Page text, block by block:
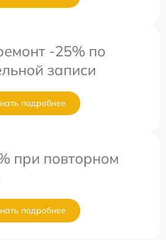
-25% по
записи
подробнее
при повторном
подробнее